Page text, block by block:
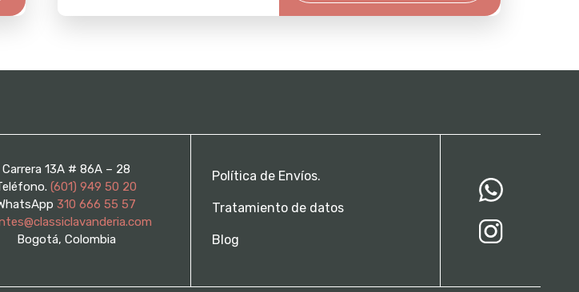
Carrera 13A # 86A – 28
(601) 949 50 20
310 666 55 57
Bogotá, Colombia
Política de Envíos.
Tratamiento de datos
Blog